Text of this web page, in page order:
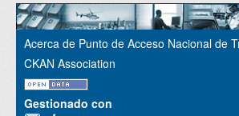
Acerca de Punto de Acceso Nacional de
CKAN Association
Gestionado con